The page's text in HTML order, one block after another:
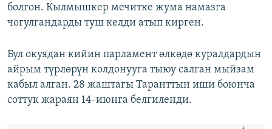
болгон. Кылмышкер мечитке жума намазга
чогулгандарды туш келди атып кирген.
Бул окуядан кийин парламент өлкөдө куралдардын
айрым түрлөрүн колдонууга тыюу салган мыйзам
кабыл алган. 28 жаштагы Таранттын иши боюнча
соттук жараян 14-июнга белгиленди.